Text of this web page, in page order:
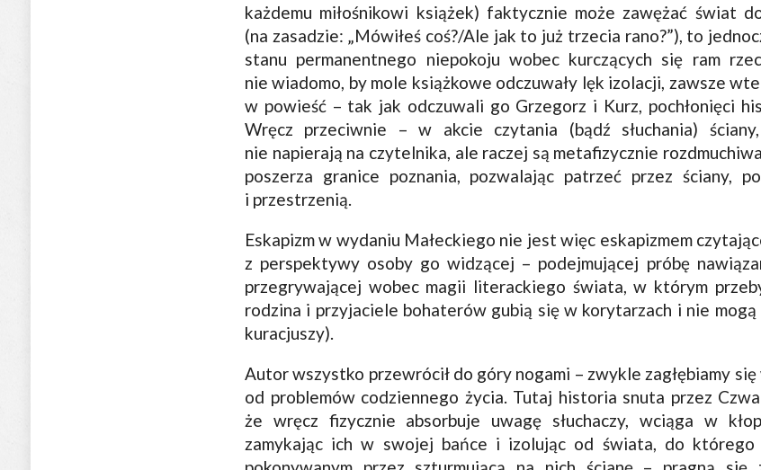
każdemu miłośnikowi książek) faktycznie może zawężać świat
(na zasadzie: „Mówiłeś coś?/Ale jak to już trzecia rano?”), to
stanu permanentnego niepokoju wobec kurczących się ram
nie wiadomo, by mole książkowe odczuwały lęk izolacji, zawsze
w powieść – tak jak odczuwali go Grzegorz i Kurz, pochłonięci
Wręcz przeciwnie – w akcie czytania (bądź słuchania)
nie napierają na czytelnika, ale raczej są metafizycznie
poszerza granice poznania, pozwalając patrzeć przez ściany,
i przestrzenią.
Eskapizm w wydaniu Małeckiego nie jest więc eskapizmem
z perspektywy osoby go widzącej – podejmującej próbę
przegrywającej wobec magii literackiego świata, w którym
rodzina i przyjaciele bohaterów gubią się w korytarzach i nie
kuracjuszy).
Autor wszystko przewrócił do góry nogami – zwykle zagłębiamy
od problemów codziennego życia. Tutaj historia snuta przez
że wręcz fizycznie absorbuje uwagę słuchaczy, wciąga w
zamykając ich w swojej bańce i izolując od świata, do którego